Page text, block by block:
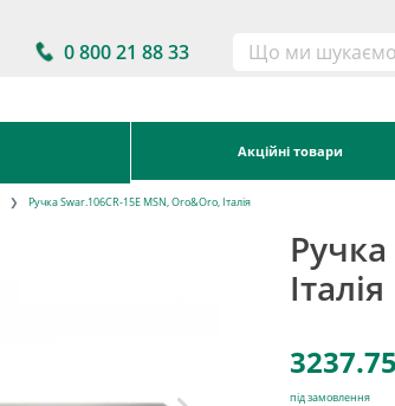
0 800 21 88 33
Акційні товари
Ручка Swar.106CR-15E MSN, Oro&Oro, Італія
Італія
3237.75
під замовлення